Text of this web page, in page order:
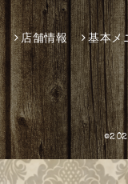
店舗情報 基本メ